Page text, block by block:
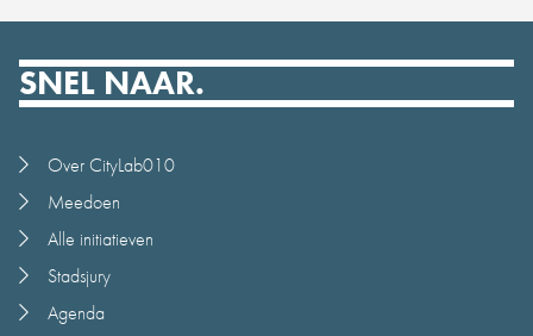
SNEL NAAR.
Over CityLab010
Meedoen
Alle initiatieven
Stadsjury
Agenda